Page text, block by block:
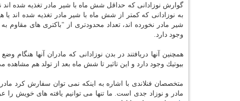
گوارش نوزادانی كه حداقل شش ماه با شیر مادر تغذیه شده اند
به نوزادانی كه كمتر از شش ماه با شیر مادر تغذیه شده اند یا
شیر مادر نخورده اند، تعداد محدودتری از "باكتری های مقاوم به
وجود دارد.
همچنین آنها دریافتند در بدن نوزادانی كه مادران آنها
بیوتیك وجود دارد و این تاثیر تا شش ماه بعد از تولد هم مشاهده
متخصصان فنلاندی با اشاره به اینكه نمی توان سفارش كرد
مادر و نوزاد جدی است. ما تنها می توانیم یافته های خویش را